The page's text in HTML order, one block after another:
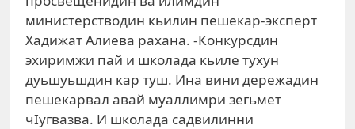
министерстводин кьилин пешекар-эксперт
Хадижат Алиева рахана. -Конкурсдин
эхиримжи пай и школада кьиле тухун
дуьшуьшдин кар туш. Ина вини дережадин
пешекарвал авай муаллимри зегьмет
чIугвазва. И школада садвилинни